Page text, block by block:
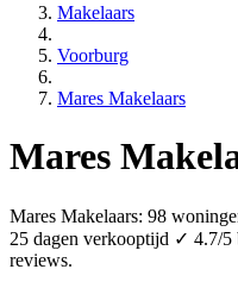
Makelaars
Voorburg
Mares Makelaars
Mares
Mares Makelaars: 98
25 dagen verkooptijd ✓ 4.7/
reviews.